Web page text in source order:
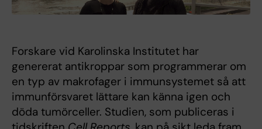
Forskare vid Karolinska Institutet har
genererat antikroppar som programmerar om
en typ av makrofager i immunsystemet så att
immunförsvaret lättare kan känna igen och
döda tumörceller. Studien, som publiceras i